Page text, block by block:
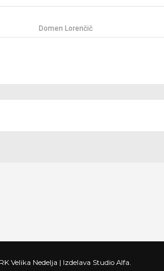
Domen Lorenčič
Velika Nedelja | Izdelava Studio Alfa.